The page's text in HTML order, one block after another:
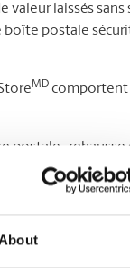
laissés sans
postale
MD comportent
postale :
tous vos colis
bon vous semble* ;
: ayant
veniez le chercher.